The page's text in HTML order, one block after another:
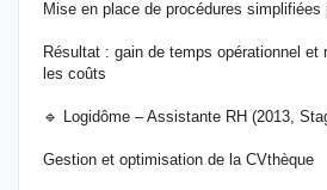
Mise en place de procédures simplifiées
Résultat : gain de temps opérationnel et
les coûts
🔹 Logidôme – Assistante RH (2013,
Gestion et optimisation de la CVthèque